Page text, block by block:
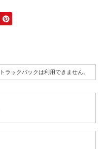
トラックバックは利用できません。